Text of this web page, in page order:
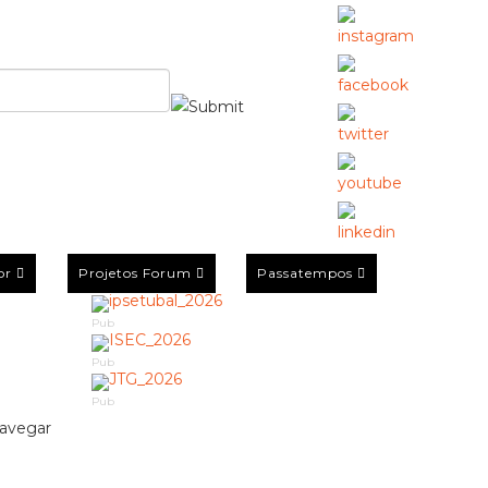
Projetos Forum Passatempos
Pub
Pub
Pub